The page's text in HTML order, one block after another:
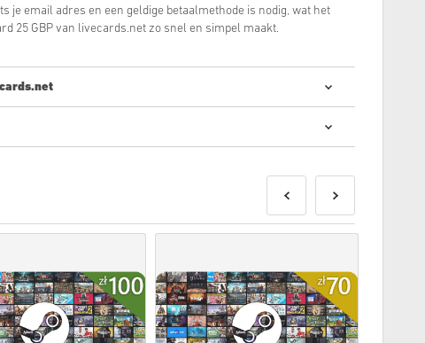
je email adres en een geldige betaalmethode is nodig, wat het
25 GBP van livecards.net zo snel en simpel maakt.
codes kopen is snel en makkelijk:
product.
formulier.
zijn geproduceerd door de ontwikkelaar van de game en
verloopdatum.